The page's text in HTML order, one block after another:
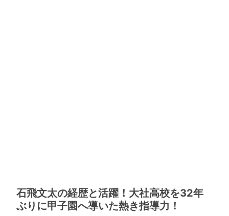
石飛文太の経歴と活躍！大社高校を32年
ぶりに甲子園へ導いた熱き指導力！